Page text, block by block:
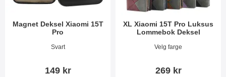
Magnet Deksel Xiaomi 15T
Pro
Varenummer 54355
Svart
149 kr
XL Xiaomi 15T Pro Luksus
Lommebok Deksel
Varenummer 54361
Velg farge
269 kr